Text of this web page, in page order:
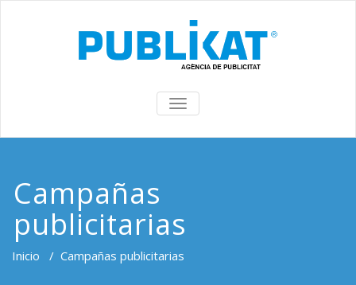
TOGGLE
Campañas
publicitarias
Inicio / Campañas publicitarias